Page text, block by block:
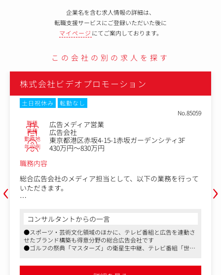
企業名を含む求人情報の詳細は、
転職支援サービスにご登録いただいた後に
マイページ にてご案内しております。
この会社の別の求人を探す
‹
株式会社ビデオプロモーション
土日祝休み
転勤なし
No.85059
職種 広告メディア営業
業種 広告会社
勤務地 東京都港区赤坂4-15-1赤坂ガーデンシティ3F
年収例
430万円～830万円
職務内容
総合広告会社のメディア担当として、以下の業務を行って
いただきます。
テレビやラジオの広告枠（時間帯や番組内のCM枠など）
を確保するのが、基本的な役割です。
例えば、ゴールデンタイムの人気番組のCM枠を押さえた
い場合、メディアとの交渉や調整が必要になります。
また、クライアントの予算や広告戦略に基づいて、どの枠
コンサルタントからの一言
●スポーツ・芸術文化領域のほかに、テレビ番組と広告を連動さ
せたブランド構築も得意分野の総合広告会社です
●ゴルフの祭典「マスターズ」の衛星生中継、テレビ番組「世界
ロデュースを行っています
›